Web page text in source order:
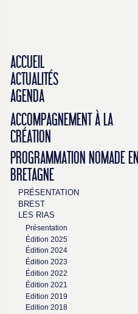
ACCUEIL
ACTUALITÉS
AGENDA
ACCOMPAGNEMENT À LA
CRÉATION
PROGRAMMATION NOMADE EN
BRETAGNE
PRÉSENTATION
BREST
LES RIAS
Présentation
Édition 2025
Édition 2024
Édition 2023
Édition 2022
Édition 2021
Edition 2019
Edition 2018